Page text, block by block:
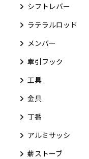
シフトレバー
ラテラルロッド
メンバー
牽引フック
工具
金具
丁番
アルミサッシ
薪ストーブ